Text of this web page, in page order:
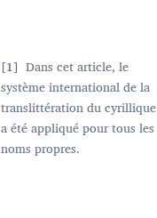
1
Dans cet article, le
système international de la
translittération du cyrillique
a été appliqué pour tous les
noms propres.